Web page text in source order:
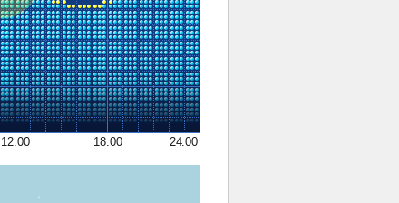
12:00 18:00 24:00